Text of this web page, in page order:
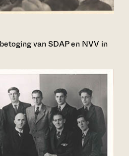
van SDAP en NVV in